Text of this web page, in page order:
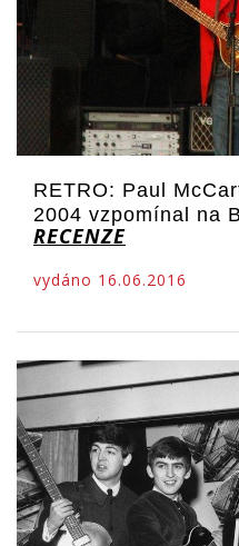
RETRO: Paul
2004 vzpomínal na
RECENZE
vydáno 16.06.2016